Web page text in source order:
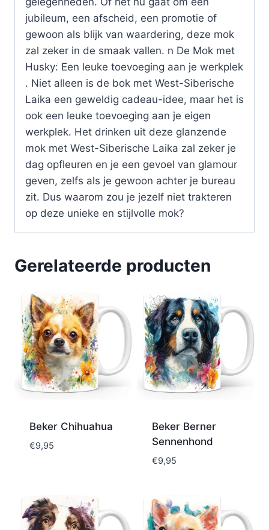
jubileum, een afscheid, een promotie of
gewoon als blijk van waardering, deze mok
zal zeker in de smaak vallen. n De Mok met
Husky: Een leuke toevoeging aan je werkplek
. Niet alleen is de bok met West-Siberische
Laika een geweldig cadeau-idee, maar het is
ook een leuke toevoeging aan je eigen
werkplek. Het drinken uit deze glanzende
mok met West-Siberische Laika zal zeker je
dag opfleuren en je een gevoel van glamour
geven, zelfs als je gewoon achter je bureau
zit. Dus waarom zou je jezelf niet trakteren
op deze unieke en stijlvolle mok?
Gerelateerde producten
Beker Chihuahua
€9,95
Beker Berner
Sennenhond
€9,95